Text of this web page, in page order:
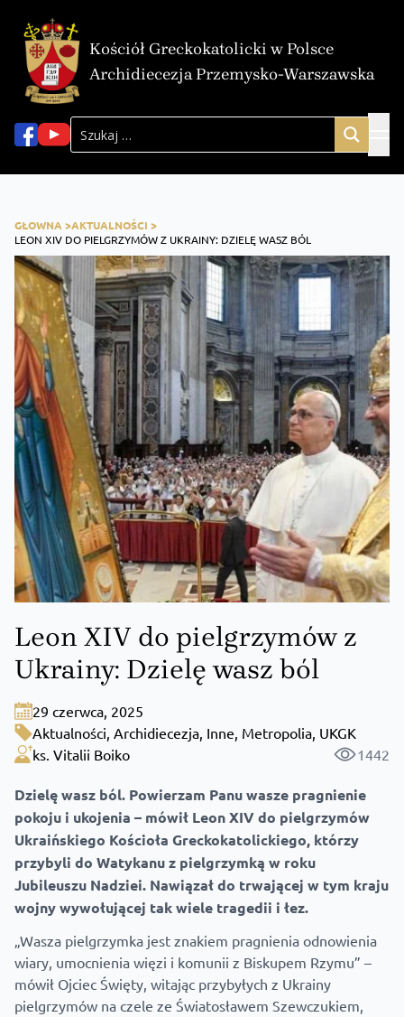
Kościół Greckokatolicki w Polsce
Archidiecezja Przemysko-Warszawska
GŁOWNA >AKTUALNOŚCI >
LEON XIV DO PIELGRZYMÓW Z UKRAINY: DZIELĘ WASZ BÓL
Leon XIV do pielgrzymów z
Ukrainy: Dzielę wasz ból
29 czerwca, 2025
Aktualności, Archidiecezja, Inne, Metropolia, UKGK
ks. Vitalii Boiko
1442
Dzielę wasz ból. Powierzam Panu wasze pragnienie
pokoju i ukojenia – mówił Leon XIV do pielgrzymów
Ukraińskiego Kościoła Greckokatolickiego, którzy
przybyli do Watykanu z pielgrzymką w roku
Jubileuszu Nadziei. Nawiązał do trwającej w tym kraju
wojny wywołującej tak wiele tragedii i łez.
„Wasza pielgrzymka jest znakiem pragnienia odnowienia
wiary, umocnienia więzi i komunii z Biskupem Rzymu” –
mówił Ojciec Święty, witając przybyłych z Ukrainy
pielgrzymów na czele ze Światosławem Szewczukiem,